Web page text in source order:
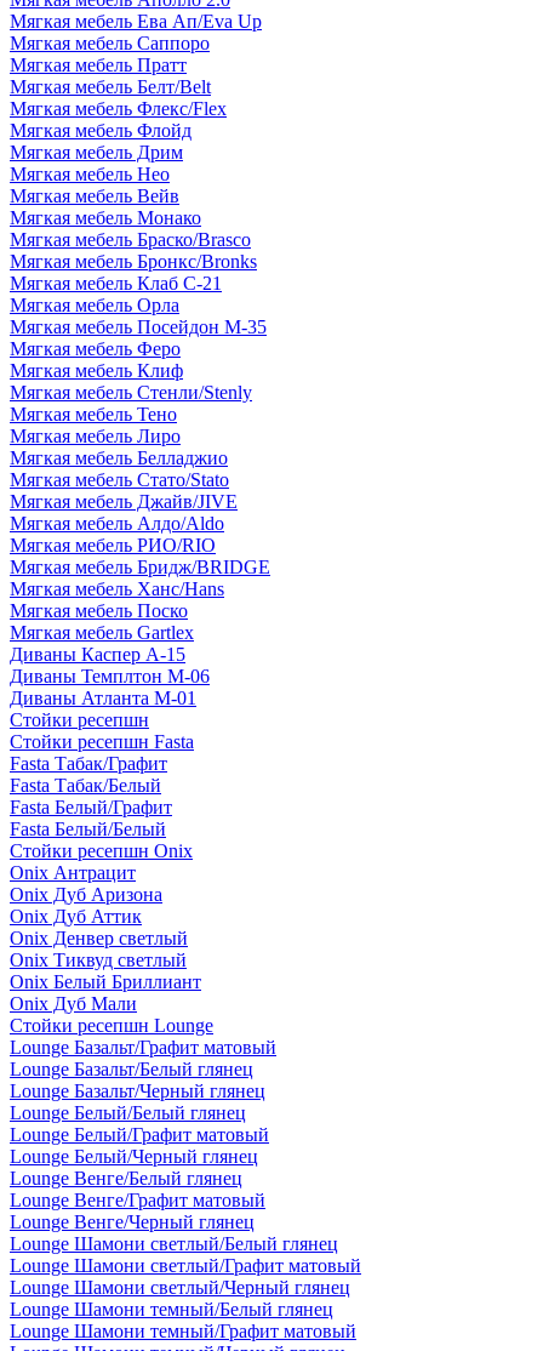
Мягкая мебель Ева Ап/Eva Up
Мягкая мебель Саппоро
Мягкая мебель Пратт
Мягкая мебель Белт/Belt
Мягкая мебель Флекс/Flex
Мягкая мебель Флойд
Мягкая мебель Дрим
Мягкая мебель Нео
Мягкая мебель Вейв
Мягкая мебель Монако
Мягкая мебель Браско/Brasco
Мягкая мебель Бронкс/Bronks
Мягкая мебель Клаб С-21
Мягкая мебель Орла
Мягкая мебель Посейдон М-35
Мягкая мебель Феро
Мягкая мебель Клиф
Мягкая мебель Стенли/Stenly
Мягкая мебель Тено
Мягкая мебель Лиро
Мягкая мебель Белладжио
Мягкая мебель Стато/Stato
Мягкая мебель Джайв/JIVE
Мягкая мебель Алдо/Aldo
Мягкая мебель РИО/RIO
Мягкая мебель Бридж/BRIDGE
Мягкая мебель Ханс/Hans
Мягкая мебель Поско
Мягкая мебель Gartlex
Диваны Каспер А-15
Диваны Темплтон М-06
Диваны Атланта М-01
Стойки ресепшн
Стойки ресепшн Fasta
Fasta Табак/Графит
Fasta Табак/Белый
Fasta Белый/Графит
Fasta Белый/Белый
Стойки ресепшн Onix
Onix Антрацит
Onix Дуб Аризона
Onix Дуб Аттик
Onix Денвер светлый
Onix Тиквуд светлый
Onix Белый Бриллиант
Onix Дуб Мали
Стойки ресепшн Lounge
Lounge Базальт/Графит матовый
Lounge Базальт/Белый глянец
Lounge Базальт/Черный глянец
Lounge Белый/Белый глянец
Lounge Белый/Графит матовый
Lounge Белый/Черный глянец
Lounge Венге/Белый глянец
Lounge Венге/Графит матовый
Lounge Венге/Черный глянец
Lounge Шамони светлый/Белый глянец
Lounge Шамони светлый/Графит матовый
Lounge Шамони светлый/Черный глянец
Lounge Шамони темный/Белый глянец
Lounge Шамони темный/Графит матовый